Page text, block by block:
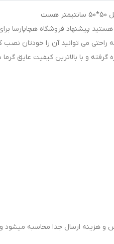
هستید پیشنهاد فروشگاه
راحتی می توانید آن را
گرفته و با بالاترین کیفیت
ارسال جدا محاسبه میشود و